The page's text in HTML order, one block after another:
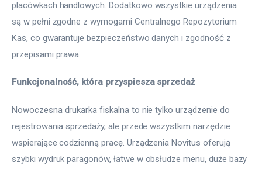
placówkach handlowych. Dodatkowo wszystkie urządzenia
są w pełni zgodne z wymogami Centralnego Repozytorium
Kas, co gwarantuje bezpieczeństwo danych i zgodność z
przepisami prawa.
Funkcjonalność, która przyspiesza sprzedaż
Nowoczesna drukarka fiskalna to nie tylko urządzenie do
rejestrowania sprzedaży, ale przede wszystkim narzędzie
wspierające codzienną pracę. Urządzenia Novitus oferują
szybki wydruk paragonów, łatwe w obsłudze menu, duże bazy